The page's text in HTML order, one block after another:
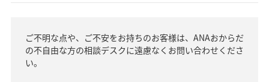
ご不明な点や、ご不安をお持ちのお客様は、ANAおからだ
の不自由な方の相談デスクに遠慮なくお問い合わせくださ
い。